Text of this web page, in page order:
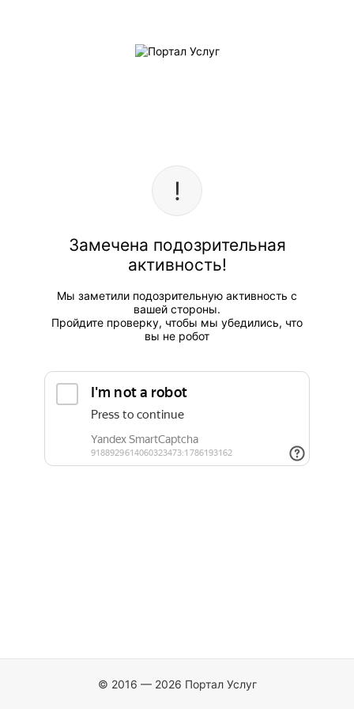
Замечена подозрительная
активность!
Мы заметили подозрительную активность с
вашей стороны.
Пройдите проверку, чтобы мы убедились, что
вы не робот
© 2016 — 2026 Портал Услуг